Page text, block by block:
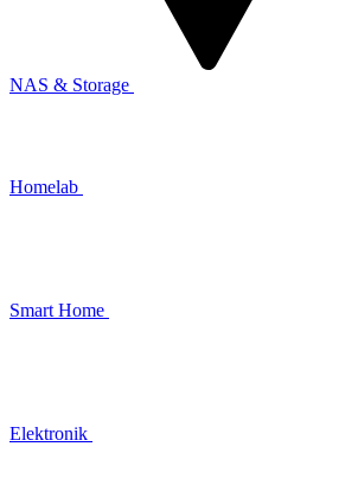
NAS & Storage
Homelab
Smart Home
Elektronik